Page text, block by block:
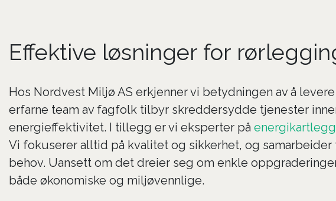
Effektive løsninger for
Hos Nordvest Miljø AS erkjenner vi betydningen av å
erfarne team av fagfolk tilbyr skreddersydde tjenester
energieffektivitet. I tillegg er vi eksperter på
Vi fokuserer alltid på kvalitet og sikkerhet, og
behov. Uansett om det dreier seg om enkle
både økonomiske og miljøvennlige.